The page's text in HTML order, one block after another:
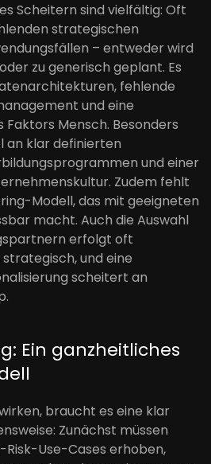
Scheitern sind vielfältig: Oft
strategischen
– entweder wird
zu generisch geplant. Es
fehlende
und eine
Faktors Mensch. Besonders
an klar definierten
und einer
Zudem fehlt
Modell, das mit geeigneten
macht. Auch die Auswahl
erfolgt oft
und eine
scheitert an
Ein ganzheitliches
braucht es eine klar
Zunächst müssen
Use-Cases erhoben,